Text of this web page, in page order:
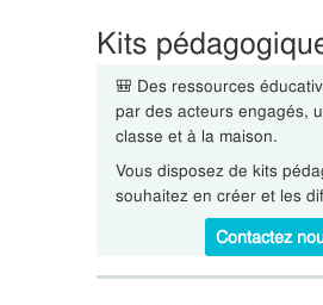
Kits
🎒 Des ressources
par des acteurs engagés,
classe et à la maison.
Vous disposez de kits
souhaitez en créer et les
Contactez